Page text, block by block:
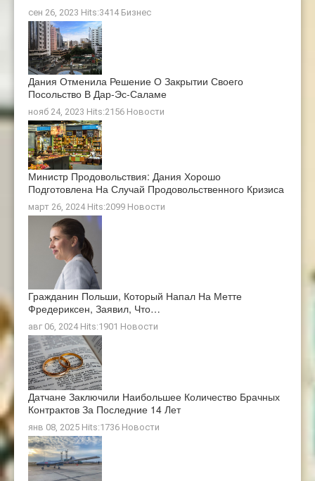
сен 26, 2023 Hits:3414 Бизнес
Дания Отменила Решение О Закрытии Своего
Посольство В Дар-Эс-Саламе
нояб 24, 2023 Hits:2156 Новости
Министр Продовольствия: Дания Хорошо
Подготовлена ​​на Случай Продовольственного Кризиса
март 26, 2024 Hits:2099 Новости
Гражданин Польши, Который Напал На Метте
Фредериксен, Заявил, Что…
авг 06, 2024 Hits:1901 Новости
Датчане Заключили Наибольшее Количество Брачных
Контрактов За Последние 14 Лет
янв 08, 2025 Hits:1736 Новости